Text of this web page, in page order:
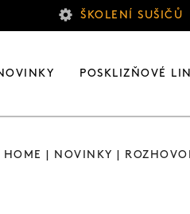
ŠKOLENÍ SUŠIČŮ
POSKLIZŇOVÉ
HOME NOVINKY |